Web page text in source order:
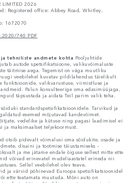
LIMITED 2026
Registered office: Abbey Road, Whitley,
1672070
2020/740 PDF
tehniliste andmete kohta Pooljuhtide
autode spetsifikatsioone, valikuvõimaluste
täitmise aega. Tegemist on väga muutliku
veebilehel kuvatav pildilahendus täielikult
funktsioonide, valikvarustuse, viimistluse ja
Palun konsulteerige oma edasimüüjaga,
täpsustada ja aidata Teil parim valik teha.
standardspetsifikatsioonidele. Tarvikud ja
esemed mõjutavad kandevõimet.
vedelike ja kütuse ning pagasi laadimisel ei
ja maksimaalset teljekoormust.
otsib pidevalt võimalusi oma sõidukite, osade ja
disaini ja tootmise täiustamiseks –
ja me jätame endale õiguse sellest mitte ette
võivad erinevatel mudeliaastatel erineda nii
Sellel veebilehel olev teave,
ja värvid põhinevad Euroopa spetsifikatsioonidel
ette teatamata muutuda. Mõni auto on